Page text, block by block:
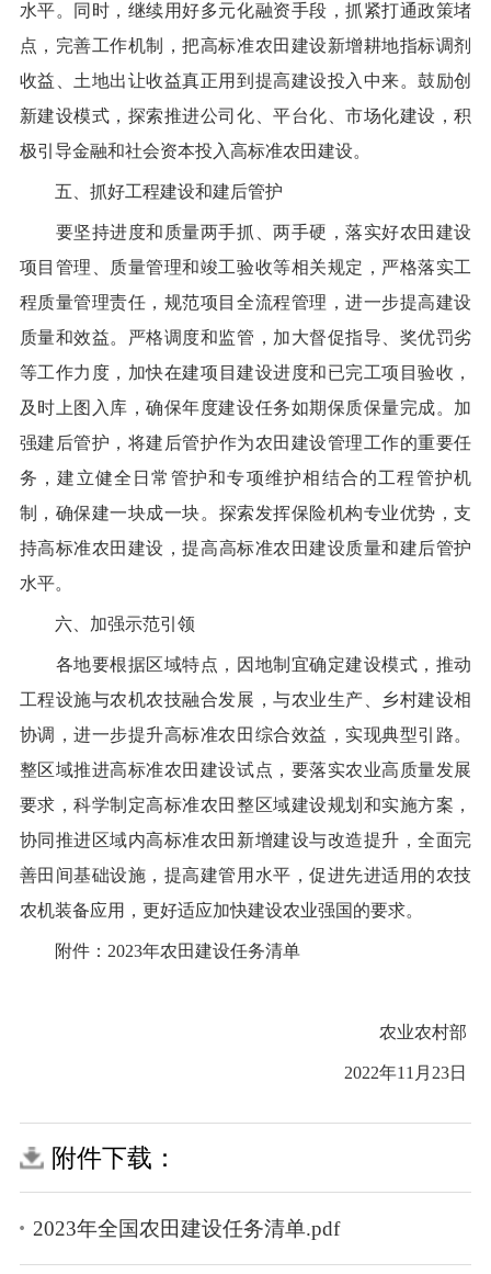
水平。同时，继续用好多元化融资手段，抓紧打通政策堵
点，完善工作机制，把高标准农田建设新增耕地指标调剂
收益、土地出让收益真正用到提高建设投入中来。鼓励创
新建设模式，探索推进公司化、平台化、市场化建设，积
极引导金融和社会资本投入高标准农田建设。
五、抓好工程建设和建后管护
要坚持进度和质量两手抓、两手硬，落实好农田建设
项目管理、质量管理和竣工验收等相关规定，严格落实工
程质量管理责任，规范项目全流程管理，进一步提高建设
质量和效益。严格调度和监管， 加大督促指导、奖优罚劣
等工作力度 ，加快在建项目建设进度和已完工项目验收，
及时上图入库，确保年度建设任务如期保质保量完成。 加
强建后管护，将建后管护作为农田建设管理工作的重要任
务，建立健全日常管护和专项维护相结合的工程管护机
制，确保建一块成一块。 探索发挥保险机构专业优势，支
持高标准农田 建设 ，提高高标准农田建设质量和建后管护
水平。
六、加强示范引领
各地要根据区域特点，因地制宜确定建设模式，推动
工程设施与农机农技融合发展，与农业生产、乡村建设相
协调，进一步提升高标准农田综合效益，实现典型引路。
整区域推进高标准农田建设试点，要落实农业高质量发展
要求，科学制定高标准农田整区域建设规划和实施方案，
协同推进区域内高标准农田新增建设与改造提升，全面完
善田间基础设施，提高建管用水平，促进先进适用的农技
农机装备应用，更好适应加快建设农业强国的要求。
附件： 2023年农田建设任务清单
农业农村部
2022年11月 23日
附件下载：
2023年全国农田建设任务清单.pdf